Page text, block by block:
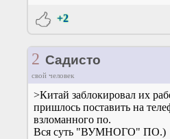
+2
2 Садисто
свой человек
>Китай заблокировал их
пришлось поставить на
взломанного по.
Вся суть "ВУМНОГО" ПО.)